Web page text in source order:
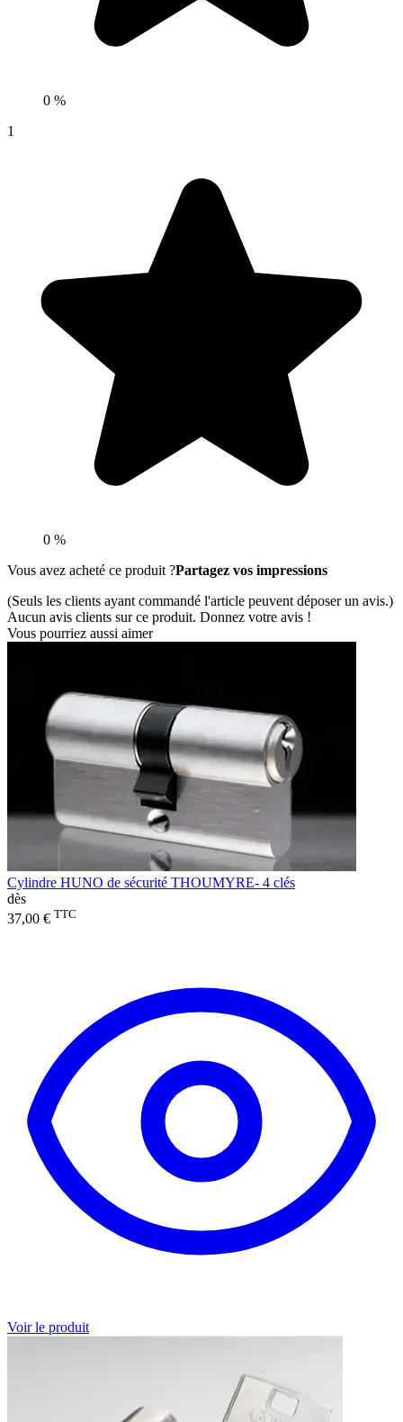
0 %
1
0 %
Vous avez acheté ce produit ?Partagez vos impressions
(Seuls les clients ayant commandé l'article peuvent déposer un avis.)
Aucun avis clients sur ce produit. Donnez votre avis !
Vous pourriez aussi aimer
Cylindre HUNO de sécurité THOUMYRE- 4 clés
dès
37,00 € TTC
Voir le produit